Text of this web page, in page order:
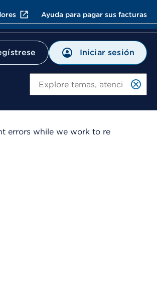
Ayuda para pagar sus facturas
Iniciar sesión
errors while we work to re